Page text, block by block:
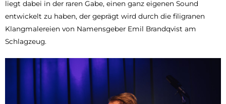
liegt dabei in der raren Gabe, einen ganz eigenen Sound
entwickelt zu haben, der geprägt wird durch die filigranen
Klangmalereien von Namensgeber Emil Brandqvist am
Schlagzeug.